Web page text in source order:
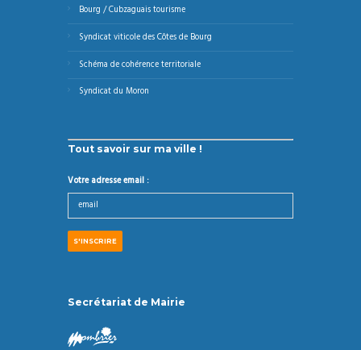
Bourg / Cubzaguais tourisme
Syndicat viticole des Côtes de Bourg
Schéma de cohérence territoriale
Syndicat du Moron
Tout savoir sur ma ville !
Votre adresse email :
Secrétariat de Mairie